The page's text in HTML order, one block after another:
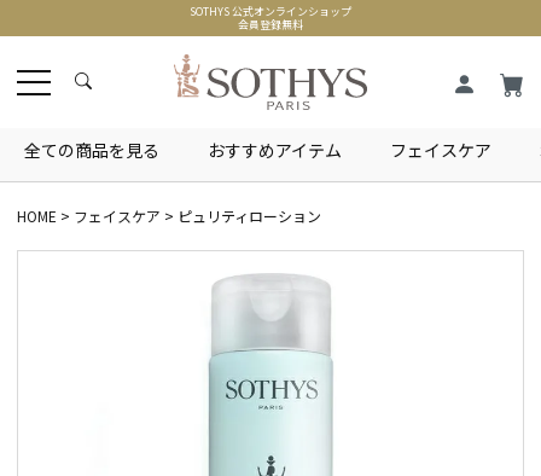
SOTHYS 公式オンラインショップ
会員登録無料
全ての商品を見る おすすめアイテム フェイスケア
HOME フェイスケア ピュリティローション